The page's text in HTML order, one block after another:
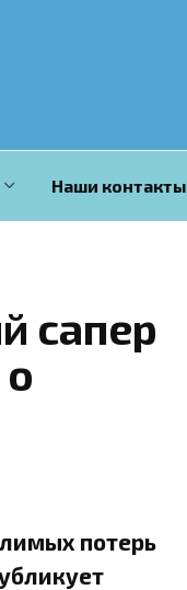
Наши контакты
сапер
потерь